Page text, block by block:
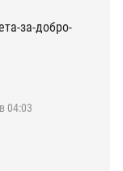
за-добро-
04:03